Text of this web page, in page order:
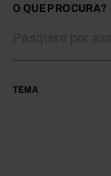
O QUE PROCURA?
TEMA